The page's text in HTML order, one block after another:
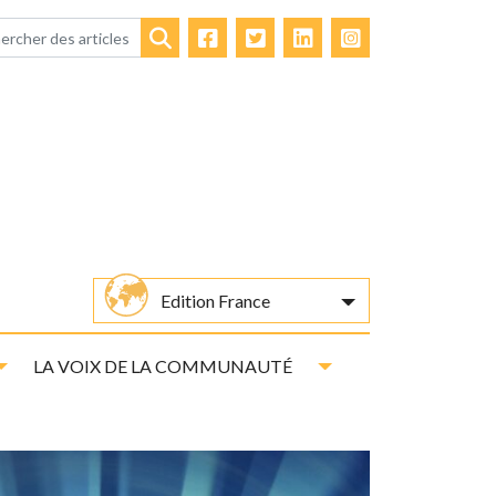
Dropdown
LA VOIX DE LA COMMUNAUTÉ Toggle Dropdown
FacebookTwitterLinkedIn
Edition France